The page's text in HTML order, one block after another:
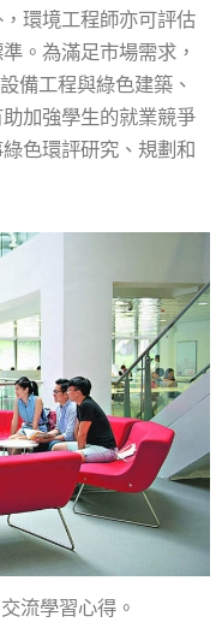
環境工程師亦可評估
。為滿足市場需求，
備工程與綠色建築、
加強學生的就業競爭
色環評研究、規劃和
流學習心得。